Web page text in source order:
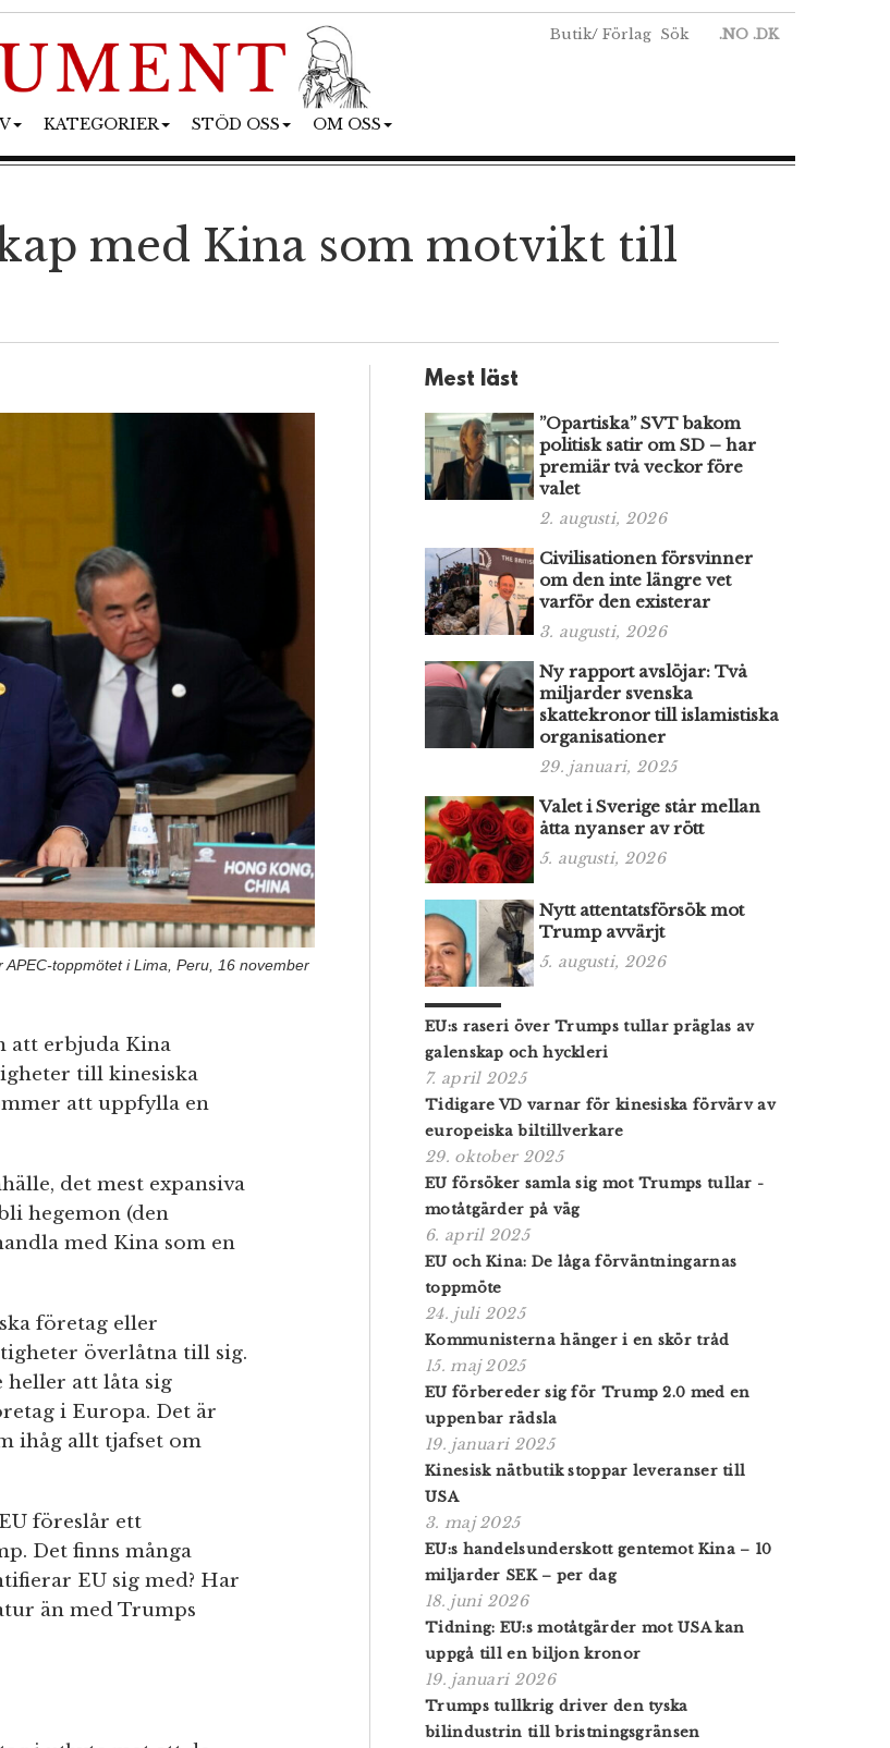
Butik/ Förlag Sök .NO .DK
KATEGORIER STÖD OSS OM OSS
med Kina som motvikt till
toppmötet i Lima, Peru, 16 november
att erbjuda Kina
till kinesiska
att uppfylla en
det mest expansiva
hegemon (den
med Kina som en
företag eller
överlåtna till sig.
heller att låta sig
i Europa. Det är
ihåg allt tjafset om
föreslår ett
Det finns många
EU sig med? Har
än med Trumps
Mest läst
”Opartiska” SVT bakom
politisk satir om SD – har
premiär två veckor före
valet
2. augusti, 2026
Civilisationen försvinner
om den inte längre vet
varför den existerar
3. augusti, 2026
Ny rapport avslöjar: Två
miljarder svenska
skattekronor till islamistiska
organisationer
29. januari, 2025
Valet i Sverige står mellan
åtta nyanser av rött
5. augusti, 2026
Nytt attentatsförsök mot
Trump avvärjt
5. augusti, 2026
EU:s raseri över Trumps tullar präglas av
galenskap och hyckleri
7. april 2025
Tidigare VD varnar för kinesiska förvärv av
europeiska biltillverkare
29. oktober 2025
EU försöker samla sig mot Trumps tullar -
motåtgärder på väg
6. april 2025
EU och Kina: De låga förväntningarnas
toppmöte
24. juli 2025
Kommunisterna hänger i en skör tråd
15. maj 2025
EU förbereder sig för Trump 2.0 med en
uppenbar rädsla
19. januari 2025
Kinesisk nätbutik stoppar leveranser till
USA
3. maj 2025
EU:s handelsunderskott gentemot Kina – 10
miljarder SEK – per dag
18. juni 2026
Tidning: EU:s motåtgärder mot USA kan
uppgå till en biljon kronor
19. januari 2026
Trumps tullkrig driver den tyska
bilindustrin till bristningsgränsen